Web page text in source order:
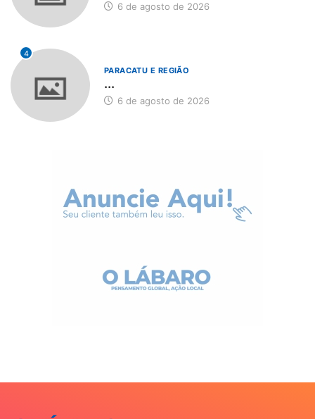
6 de agosto de 2026
4
PARACATU E REGIÃO
...
6 de agosto de 2026